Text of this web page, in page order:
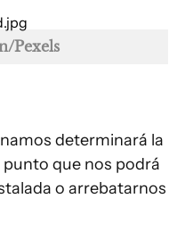
Pexels
determinará la
que nos podrá
o arrebatarnos